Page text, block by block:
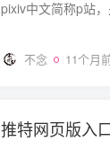
不念 11个月
推特网页版入